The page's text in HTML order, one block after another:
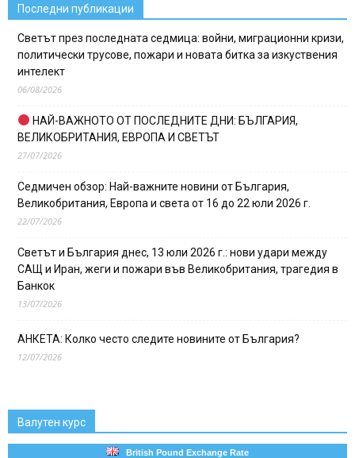
Последни публикации
Светът през последната седмица: войни, миграционни кризи,
политически трусове, пожари и новата битка за изкуствения
интелект
06/08/2026
НАЙ-ВАЖНОТО ОТ ПОСЛЕДНИТЕ ДНИ: БЪЛГАРИЯ,
ВЕЛИКОБРИТАНИЯ, ЕВРОПА И СВЕТЪТ
27/07/2026
Седмичен обзор: Най-важните новини от България,
Великобритания, Европа и света от 16 до 22 юли 2026 г.
22/07/2026
Светът и България днес, 13 юли 2026 г.: нови удари между
САЩ и Иран, жеги и пожари във Великобритания, трагедия в
Банкок
13/07/2026
АНКЕТА: Колко често следите новините от България?
12/07/2026
Валутен курс
British Pound Exchange Rate